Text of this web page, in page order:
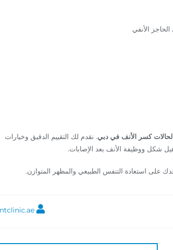
الأنفي
كسر الأنف في دبي. نقدم لك التقييم الدقيق وخيارات
شكل ووظيفة الأنف بعد الإصابات.
على استعادة التنفس الطبيعي والمظهر المتوازن.
entclinic.ae